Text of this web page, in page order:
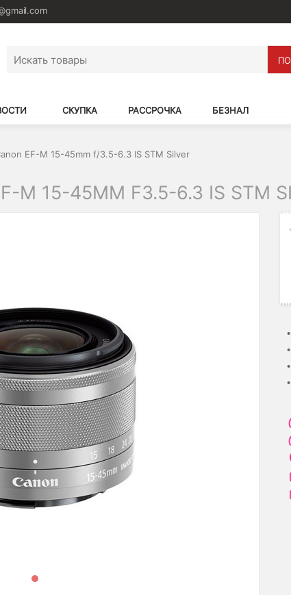
СКУПКА РАССРОЧКА БЕЗНАЛ
EF-M 15-45mm f/3.5-6.3 IS STM Silver
M 15-45MM F3.5-6.3 IS STM